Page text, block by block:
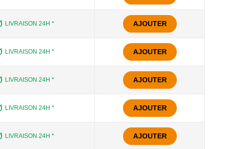
LIVRAISON 24H * AJOUTER
LIVRAISON 24H * AJOUTER
LIVRAISON 24H * AJOUTER
LIVRAISON 24H * AJOUTER
LIVRAISON 24H * AJOUTER